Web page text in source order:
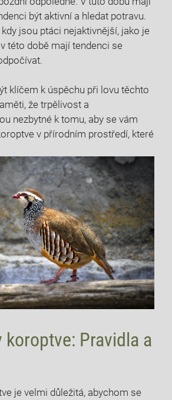
být aktivní a ‌hledat ‌potravu.
jsou ptáci nejaktivnější, jako je
této ⁣době mají tendenci se
klíčem k ​úspěchu při lovu⁢ těchto
že trpělivost a
nezbytné k tomu, aby ⁤se vám
v ⁢přírodním prostředí, které
⁤koroptve: Pravidla ‌a
je ‍velmi⁤ důležitá, abychom se